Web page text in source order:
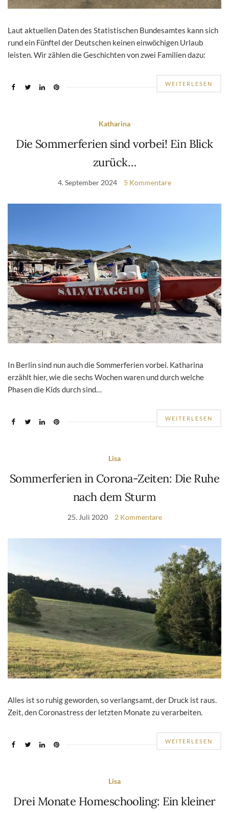
Laut aktuellen Daten des Statistischen Bundesamtes kann sich
rund ein Fünftel der Deutschen keinen einwöchigen Urlaub
leisten. Wir zählen die Geschichten von zwei Familien dazu:
WEITERLESEN
Katharina
Die Sommerferien sind vorbei! Ein Blick
zurück…
4. September 2024 5 Kommentare
In Berlin sind nun auch die Sommerferien vorbei. Katharina
erzählt hier, wie die sechs Wochen waren und durch welche
Phasen die Kids durch sind…
WEITERLESEN
Lisa
Sommerferien in Corona-Zeiten: Die Ruhe
nach dem Sturm
25. Juli 2020 2 Kommentare
Alles ist so ruhig geworden, so verlangsamt, der Druck ist raus.
Zeit, den Coronastress der letzten Monate zu verarbeiten.
WEITERLESEN
Lisa
Drei Monate Homeschooling: Ein kleiner